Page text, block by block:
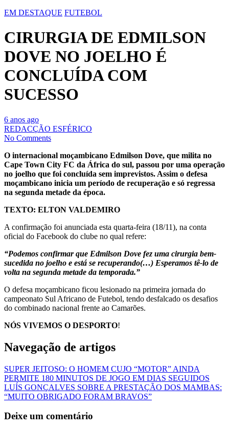
EM DESTAQUE FUTEBOL
CIRURGIA DE EDMILSON
DOVE NO JOELHO É
CONCLUÍDA COM
SUCESSO
6 anos ago
REDACÇÃO ESFÉRICO
No Comments
O internacional moçambicano Edmilson Dove, que milita no
Cape Town City FC da África do sul, passou por uma operação
no joelho que foi concluída sem imprevistos. Assim o defesa
moçambicano inicia um período de recuperação e só regressa
na segunda metade da época.
TEXTO: ELTON VALDEMIRO
A confirmação foi anunciada esta quarta-feira (18/11), na conta
oficial do Facebook do clube no qual refere:
“Podemos confirmar que Edmilson Dove fez uma cirurgia bem-
sucedida no joelho e está se recuperando(…) Esperamos tê-lo de
volta na segunda metade da temporada.”
O defesa moçambicano ficou lesionado na primeira jornada do
campeonato Sul Africano de Futebol, tendo desfalcado os desafios
do combinado nacional frente ao Camarões.
NÓS VIVEMOS O DESPORTO!
Navegação de artigos
SUPER JEITOSO: O HOMEM CUJO “MOTOR” AINDA
PERMITE 180 MINUTOS DE JOGO EM DIAS SEGUIDOS
LUÍS GONÇALVES SOBRE A PRESTAÇÃO DOS MAMBAS:
“MUITO OBRIGADO FORAM BRAVOS”
Deixe um comentário